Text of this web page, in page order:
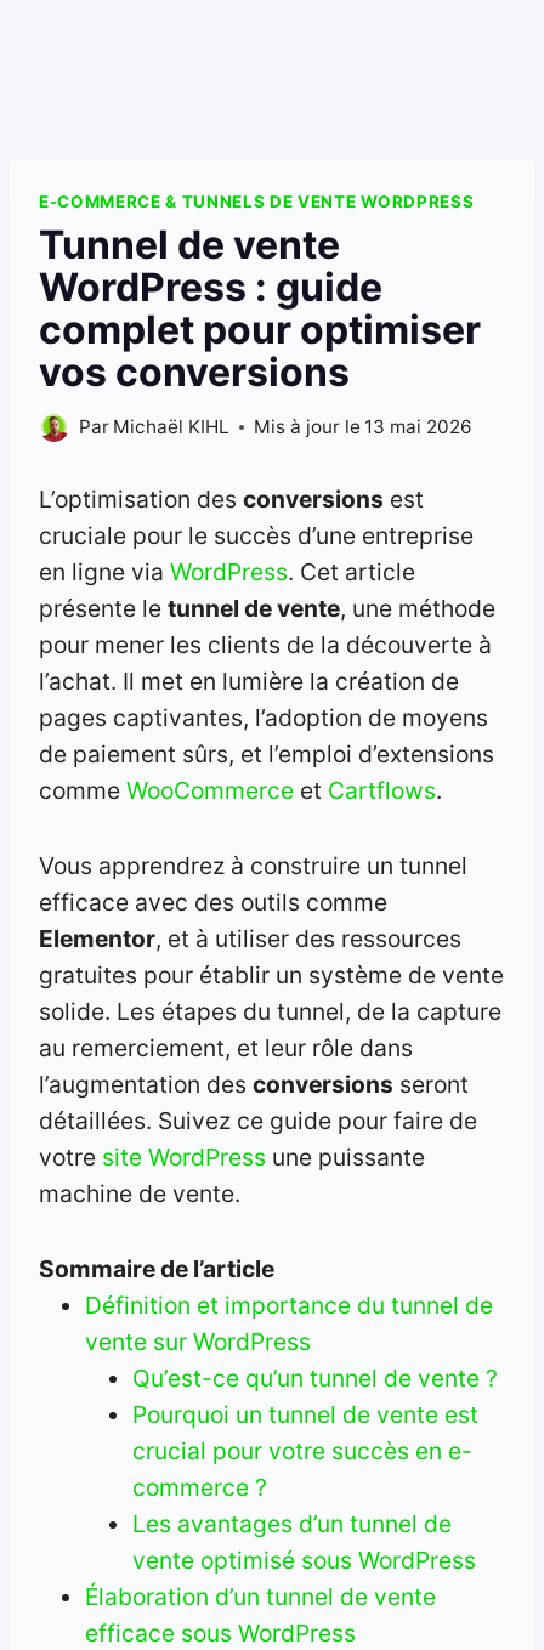
E-COMMERCE & TUNNELS DE VENTE WORDPRESS
Tunnel de vente
WordPress : guide
complet pour optimiser
vos conversions
Par Michaël KIHL Mis à jour le 13 mai 2026
L’optimisation des conversions est
cruciale pour le succès d’une entreprise
en ligne via WordPress. Cet article
présente le tunnel de vente, une méthode
pour mener les clients de la découverte à
l’achat. Il met en lumière la création de
pages captivantes, l’adoption de moyens
de paiement sûrs, et l’emploi d’extensions
comme WooCommerce et Cartflows.
Vous apprendrez à construire un tunnel
efficace avec des outils comme
Elementor, et à utiliser des ressources
gratuites pour établir un système de vente
solide. Les étapes du tunnel, de la capture
au remerciement, et leur rôle dans
l’augmentation des conversions seront
détaillées. Suivez ce guide pour faire de
votre site WordPress une puissante
machine de vente.
Sommaire de l’article
Définition et importance du tunnel de
vente sur WordPress
Qu’est-ce qu’un tunnel de vente ?
Pourquoi un tunnel de vente est
crucial pour votre succès en e-
commerce ?
Les avantages d’un tunnel de
vente optimisé sous WordPress
Élaboration d’un tunnel de vente
efficace sous WordPress